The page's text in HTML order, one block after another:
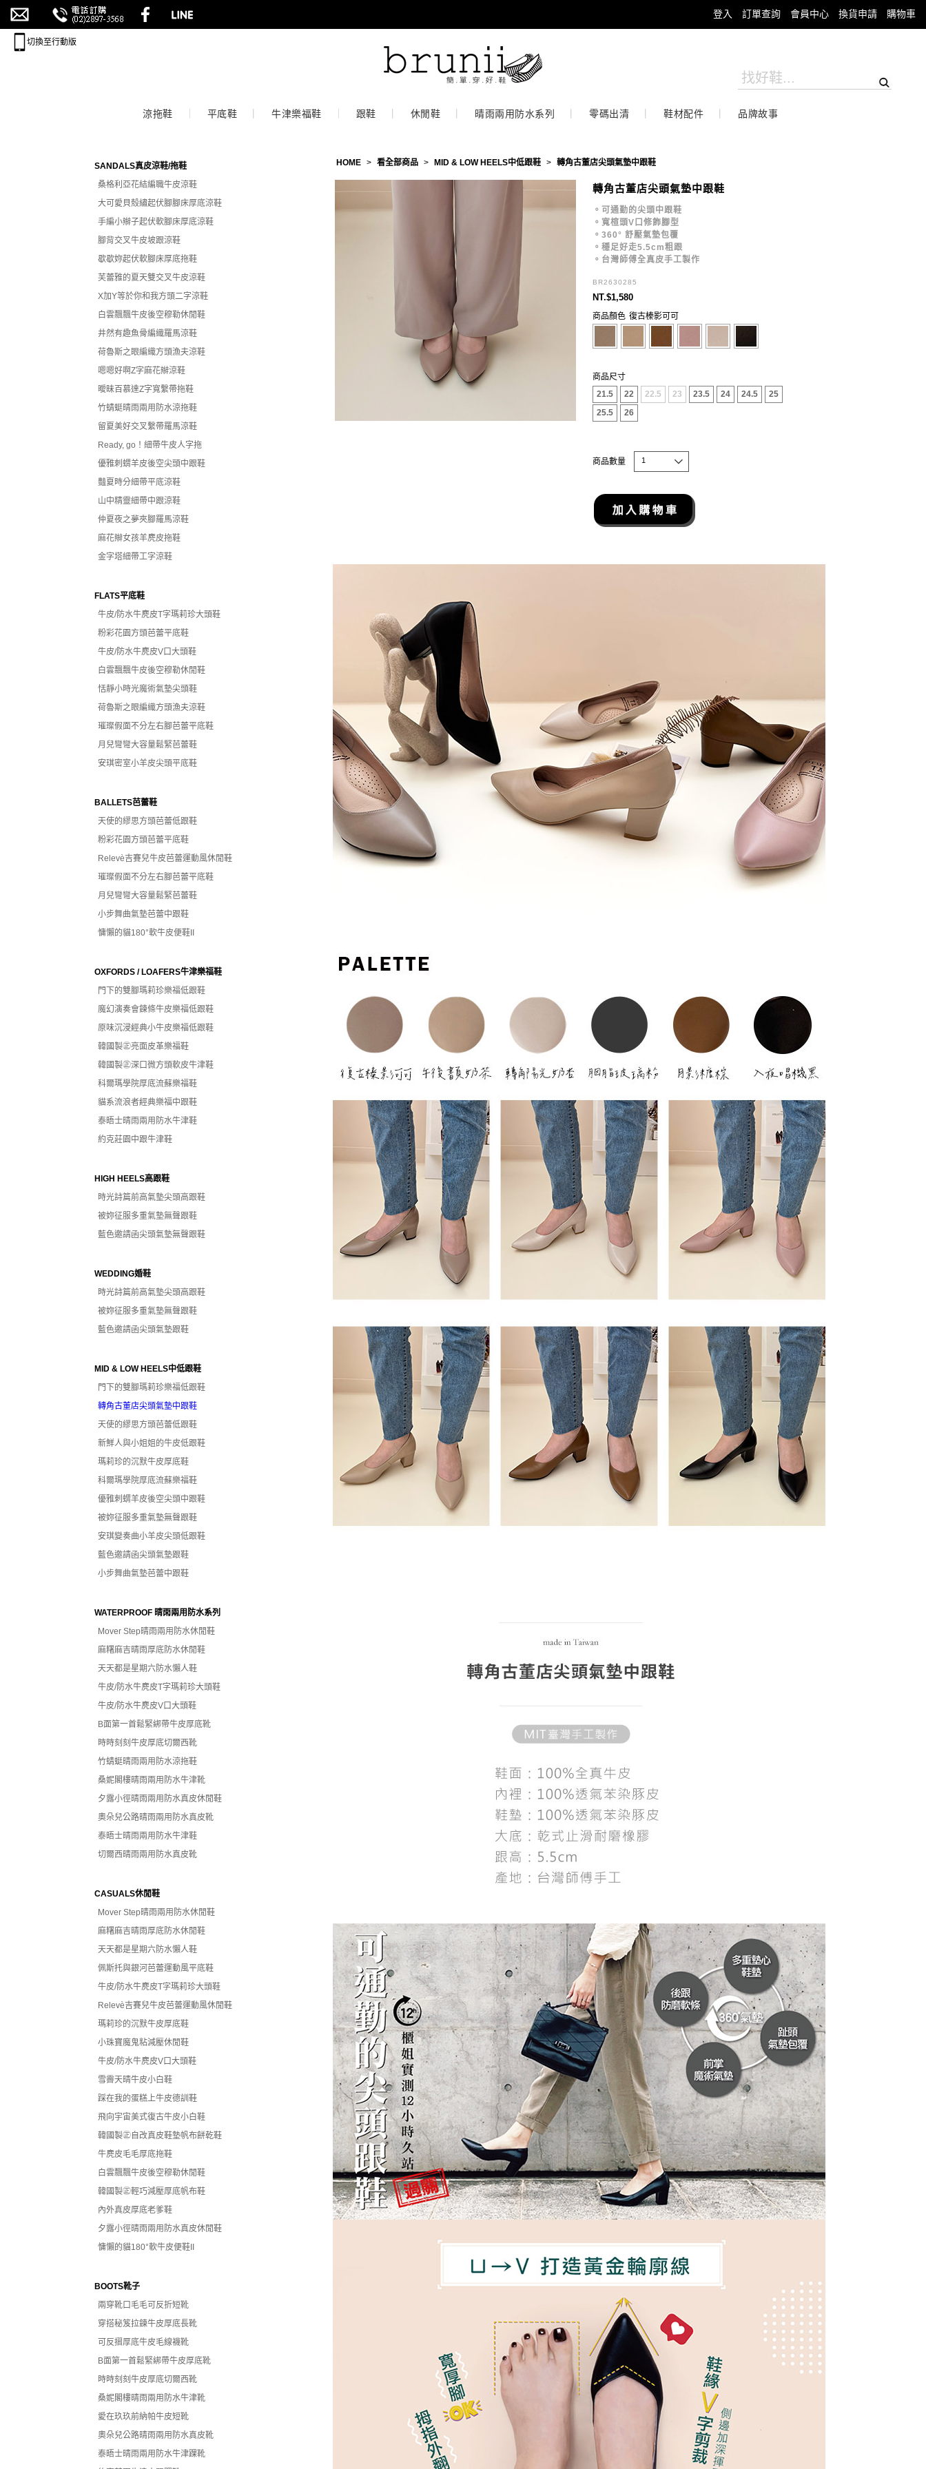
登入 訂單查詢 會員中心 換貨申請 購物車
切換至行動版
涼拖鞋 平底鞋 牛津樂福鞋 跟鞋 休閒鞋 晴雨兩用防水系列 零碼出清 鞋材配件 品牌故事
SANDALS真皮涼鞋/拖鞋
桑格利亞花結編職牛皮涼鞋
大可愛貝殼繡起伏腳腳床厚底涼鞋
手編小辮子起伏軟腳床厚底涼鞋
腳背交叉牛皮坡跟涼鞋
歇歇妳起伏軟腳床厚底拖鞋
芙蕾雅的夏天雙交叉牛皮涼鞋
X加Y等於你和我方頭二字涼鞋
白雲飄飄牛皮後空穆勒休閒鞋
井然有趣魚骨編織羅馬涼鞋
荷魯斯之眼編織方頭漁夫涼鞋
嗯嗯好啊Z字麻花辮涼鞋
曖昧百慕達Z字寬繫帶拖鞋
竹蜻蜓晴雨兩用防水涼拖鞋
留夏美好交叉繫帶羅馬涼鞋
Ready, go！細帶牛皮人字拖
優雅刺蝟羊皮後空尖頭中跟鞋
豔夏時分細帶平底涼鞋
山中精靈細帶中跟涼鞋
仲夏夜之夢夾腳羅馬涼鞋
麻花辮女孩羊麂皮拖鞋
金字塔細帶工字涼鞋
FLATS平底鞋
牛皮/防水牛麂皮T字瑪莉珍大頭鞋
粉彩花園方頭芭蕾平底鞋
牛皮/防水牛麂皮V口大頭鞋
白雲飄飄牛皮後空穆勒休閒鞋
恬靜小時光魔術氣墊尖頭鞋
荷魯斯之眼編織方頭漁夫涼鞋
璀璨假面不分左右腳芭蕾平底鞋
月兒彎彎大容量鬆緊芭蕾鞋
安琪密室小羊皮尖頭平底鞋
BALLETS芭蕾鞋
天使的繆思方頭芭蕾低跟鞋
粉彩花園方頭芭蕾平底鞋
Relevè吉賽兒牛皮芭蕾運動風休閒鞋
璀璨假面不分左右腳芭蕾平底鞋
月兒彎彎大容量鬆緊芭蕾鞋
小步舞曲氣墊芭蕾中跟鞋
慵懶的貓180°軟牛皮便鞋II
OXFORDS / LOAFERS牛津樂福鞋
門下的雙腳瑪莉珍樂福低跟鞋
魔幻演奏會鍊條牛皮樂福低跟鞋
原味沉浸經典小牛皮樂福低跟鞋
韓國製㊣亮面皮革樂福鞋
韓國製㊣深口微方頭軟皮牛津鞋
科爾瑪學院厚底流蘇樂福鞋
貓系流浪者經典樂福中跟鞋
泰晤士晴雨兩用防水牛津鞋
約克莊園中跟牛津鞋
HIGH HEELS高跟鞋
時光詩篇前高氣墊尖頭高跟鞋
被妳征服多重氣墊無聲跟鞋
藍色邀請函尖頭氣墊無聲跟鞋
WEDDING婚鞋
時光詩篇前高氣墊尖頭高跟鞋
被妳征服多重氣墊無聲跟鞋
藍色邀請函尖頭氣墊跟鞋
MID & LOW HEELS中低跟鞋
門下的雙腳瑪莉珍樂福低跟鞋
轉角古董店尖頭氣墊中跟鞋
天使的繆思方頭芭蕾低跟鞋
新鮮人與小姐姐的牛皮低跟鞋
瑪莉珍的沉默牛皮厚底鞋
科爾瑪學院厚底流蘇樂福鞋
優雅刺蝟羊皮後空尖頭中跟鞋
被妳征服多重氣墊無聲跟鞋
安琪變奏曲小羊皮尖頭低跟鞋
藍色邀請函尖頭氣墊跟鞋
小步舞曲氣墊芭蕾中跟鞋
WATERPROOF 晴雨兩用防水系列
Mover Step晴雨兩用防水休閒鞋
麻糬麻吉晴雨厚底防水休閒鞋
天天都是星期六防水懶人鞋
牛皮/防水牛麂皮T字瑪莉珍大頭鞋
牛皮/防水牛麂皮V口大頭鞋
B面第一首鬆緊綁帶牛皮厚底靴
時時刻刻牛皮厚底切爾西靴
竹蜻蜓晴雨兩用防水涼拖鞋
桑妮閣樓晴雨兩用防水牛津靴
夕露小徑晴雨兩用防水真皮休閒鞋
奧朵兒公路晴雨兩用防水真皮靴
泰晤士晴雨兩用防水牛津鞋
切爾西晴雨兩用防水真皮靴
CASUALS休閒鞋
Mover Step晴雨兩用防水休閒鞋
麻糬麻吉晴雨厚底防水休閒鞋
天天都是星期六防水懶人鞋
佩斯托與銀河芭蕾運動風平底鞋
牛皮/防水牛麂皮T字瑪莉珍大頭鞋
Relevè吉賽兒牛皮芭蕾運動風休閒鞋
瑪莉珍的沉默牛皮厚底鞋
小珠寶魔鬼粘減壓休閒鞋
牛皮/防水牛麂皮V口大頭鞋
雪霽天晴牛皮小白鞋
踩在我的蛋糕上牛皮德訓鞋
飛向宇宙美式復古牛皮小白鞋
韓國製㊣自改真皮鞋墊帆布餅乾鞋
牛麂皮毛毛厚底拖鞋
白雲飄飄牛皮後空穆勒休閒鞋
韓國製㊣輕巧減壓厚底帆布鞋
內外真皮厚底老爹鞋
夕露小徑晴雨兩用防水真皮休閒鞋
慵懶的貓180°軟牛皮便鞋II
BOOTS靴子
兩穿靴口毛毛可反折短靴
穿搭秘笈拉鍊牛皮厚底長靴
可反摺厚底牛皮毛線襪靴
B面第一首鬆緊綁帶牛皮厚底靴
時時刻刻牛皮厚底切爾西靴
桑妮閣樓晴雨兩用防水牛津靴
愛在玖玖前納帕牛皮短靴
奧朵兒公路晴雨兩用防水真皮靴
泰晤士晴雨兩用防水牛津踝靴
HOME > 看全部商品 > MID & LOW HEELS中低跟鞋 > 轉角古董店尖頭氣墊中跟鞋
轉角古董店尖頭氣墊中跟鞋
。可通勤的尖頭中跟鞋
。寬楦頭V口修飾腳型
。360° 舒壓氣墊包覆
。穩足好走5.5cm粗跟
。台灣師傅全真皮手工製作
BR2630285
NT.$1,580
商品顏色 復古榛影可可
商品尺寸
21.5
22 22.5 23 23.5 24 24.5
25
25.5
26
商品數量 1